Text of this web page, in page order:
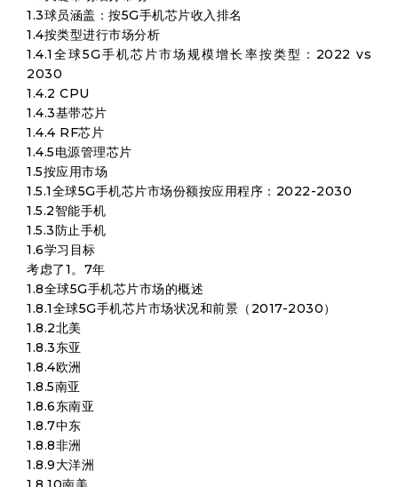
1.3球员涵盖：按5G手机芯片收入排名
1.4按类型进行市场分析
1.4.1全球5G手机芯片市场规模增长率按类型：2022 vs
2030
1.4.2 CPU
1.4.3基带芯片
1.4.4 RF芯片
1.4.5电源管理芯片
1.5按应用市场
1.5.1全球5G手机芯片市场份额按应用程序：2022-2030
1.5.2智能手机
1.5.3防止手机
1.6学习目标
考虑了1。7年
1.8全球5G手机芯片市场的概述
1.8.1全球5G手机芯片市场状况和前景（2017-2030）
1.8.2北美
1.8.3东亚
1.8.4欧洲
1.8.5南亚
1.8.6东南亚
1.8.7中东
1.8.8非洲
1.8.9大洋洲